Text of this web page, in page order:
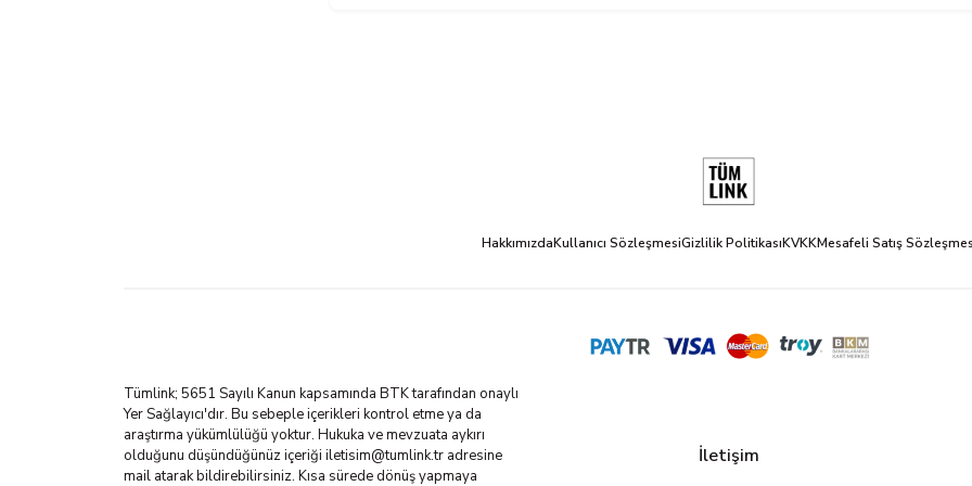
HakkımızdaKullanıcı SözleşmesiGizlilik PolitikasıKVKKMesafeli Satış
Tümlink; 5651 Sayılı Kanun kapsamında BTK tarafından onaylı
Yer Sağlayıcı'dır. Bu sebeple içerikleri kontrol etme ya da
araştırma yükümlülüğü yoktur. Hukuka ve mevzuata aykırı
olduğunu düşündüğünüz içeriği iletisim@tumlink.tr adresine
mail atarak bildirebilirsiniz. Kısa sürede dönüş yapmaya
İletişim